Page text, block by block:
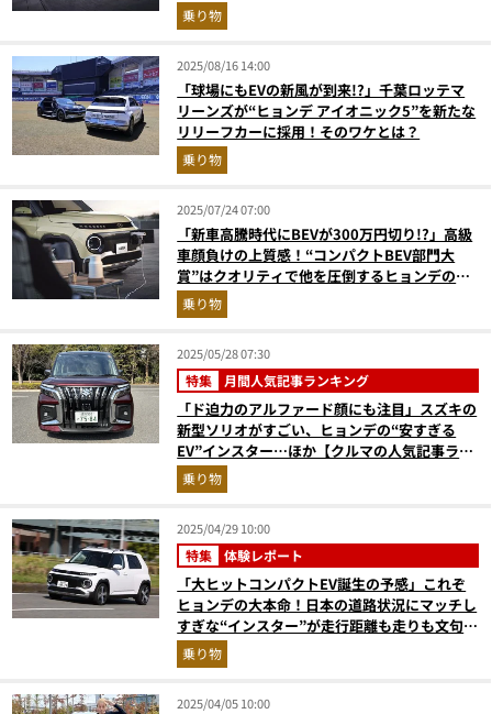
乗り物
2025/08/16 14:00
「球場にもEVの新風が到来!?」千葉ロッテマ
リーンズが“ヒョンデ アイオニック5”を新たな
リリーフカーに採用！そのワケとは？
乗り物
2025/07/24 07:00
「新車高騰時代にBEVが300万円切り!?」高級
車顔負けの上質感！“コンパクトBEV部門大
賞”はクオリティで他を圧倒するヒョンデの話
題モデルに決定！【神コスパカー大賞】
乗り物
2025/05/28 07:30
特集 月間人気記事ランキング
「ド迫力のアルファード顔にも注目」スズキの
新型ソリオがすごい、ヒョンデの“安すぎる
EV”インスター…ほか【クルマの人気記事ラン
キングベスト3】（2025年4月版）
乗り物
2025/04/29 10:00
特集 体験レポート
「大ヒットコンパクトEV誕生の予感」これぞ
ヒョンデの大本命！日本の道路状況にマッチし
すぎな“インスター”が走行距離も走りも文句な
しにイイ【試乗レポート】
乗り物
2025/04/05 10:00